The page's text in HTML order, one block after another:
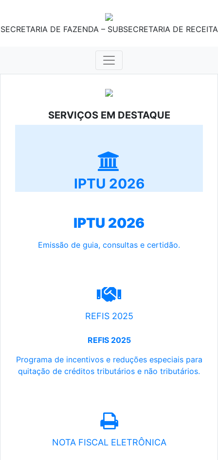
SECRETARIA DE FAZENDA – SUBSECRETARIA DE RECEITA
SERVIÇOS EM DESTAQUE
IPTU 2026
IPTU 2026
Emissão de guia, consultas e certidão.
REFIS 2025
REFIS 2025
Programa de incentivos e reduções especiais para
quitação de créditos tributários e não tributários.
NOTA FISCAL ELETRÔNICA